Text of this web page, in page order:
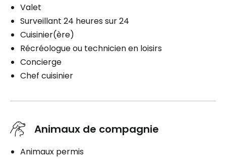
Valet
Surveillant 24 heures sur 24
Cuisinier(ère)
Récréologue ou technicien en loisirs
Concierge
Chef cuisinier
Animaux de compagnie
Animaux permis